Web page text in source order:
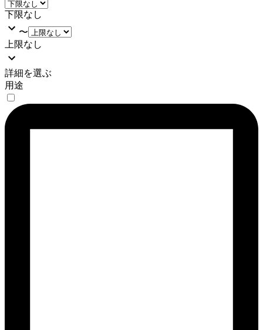
下限なし
〜
上限なし
詳細を選ぶ
用途